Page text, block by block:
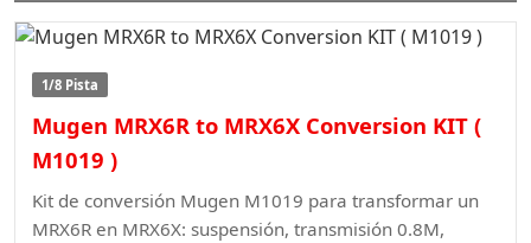
1/8 Pista
Mugen MRX6R to MRX6X Conversion KIT (
M1019 )
Kit de conversión Mugen M1019 para transformar un
MRX6R en MRX6X: suspensión, transmisión 0.8M,